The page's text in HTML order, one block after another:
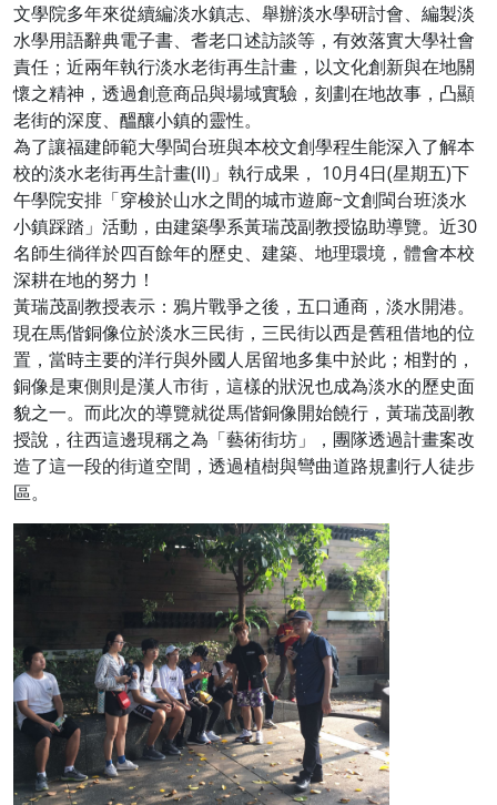
文學院多年來從續編淡水鎮志、舉辦淡水學研討會、編製淡
水學用語辭典電子書、耆老口述訪談等，有效落實大學社會
責任；近兩年執行淡水老街再生計畫，以文化創新與在地關
懷之精神，透過創意商品與場域實驗，刻劃在地故事，凸顯
老街的深度、醞釀小鎮的靈性。
為了讓福建師範大學閩台班與本校文創學程生能深入了解本
校的淡水老街再生計畫(II)」執行成果， 10月4日(星期五)下
午學院安排「穿梭於山水之間的城市遊廊~文創閩台班淡水
小鎮踩踏」活動，由建築學系黃瑞茂副教授協助導覽。近30
名師生徜徉於四百餘年的歷史、建築、地理環境，體會本校
深耕在地的努力！
黃瑞茂副教授表示：鴉片戰爭之後，五口通商，淡水開港。
現在馬偕銅像位於淡水三民街，三民街以西是舊租借地的位
置，當時主要的洋行與外國人居留地多集中於此；相對的，
銅像是東側則是漢人市街，這樣的狀況也成為淡水的歷史面
貌之一。而此次的導覽就從馬偕銅像開始饒行，黃瑞茂副教
授說，往西這邊現稱之為「藝術街坊」，團隊透過計畫案改
造了這一段的街道空間，透過植樹與彎曲道路規劃行人徒步
區。